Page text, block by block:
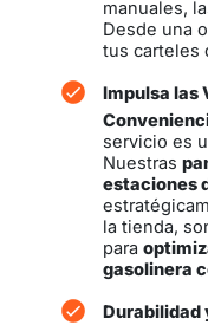
manuales,
Desde una
tus carteles
Impulsa las
servicio es
Nuestras
estaciones
la tienda,
para
gasolinera
Durabilidad